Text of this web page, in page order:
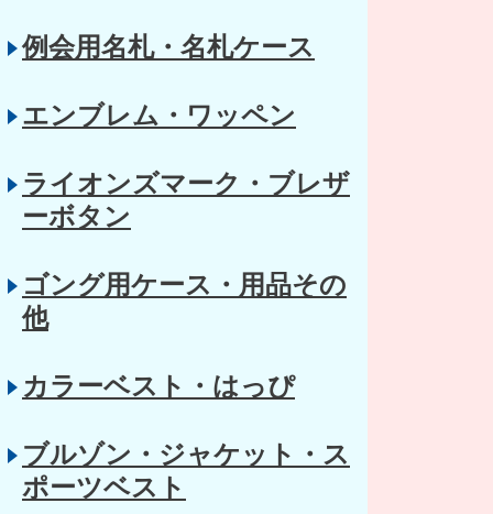
例会用名札・名札ケース
エンブレム・ワッペン
ライオンズマーク・ブレザ
ーボタン
ゴング用ケース・用品その
他
カラーベスト・はっぴ
ブルゾン・ジャケット・ス
ポーツベスト